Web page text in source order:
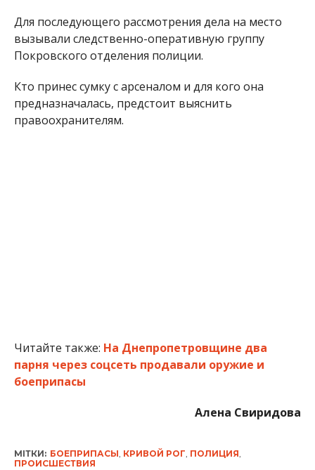
Для последующего рассмотрения дела на место
вызывали следственно-оперативную группу
Покровского отделения полиции.
Кто принес сумку с арсеналом и для кого она
предназначалась, предстоит выяснить
правоохранителям.
Читайте также: На Днепропетровщине два
парня через соцсеть продавали оружие и
боеприпасы
Алена Свиридова
МІТКИ: БОЕПРИПАСЫ, КРИВОЙ РОГ, ПОЛИЦИЯ,
ПРОИСШЕСТВИЯ